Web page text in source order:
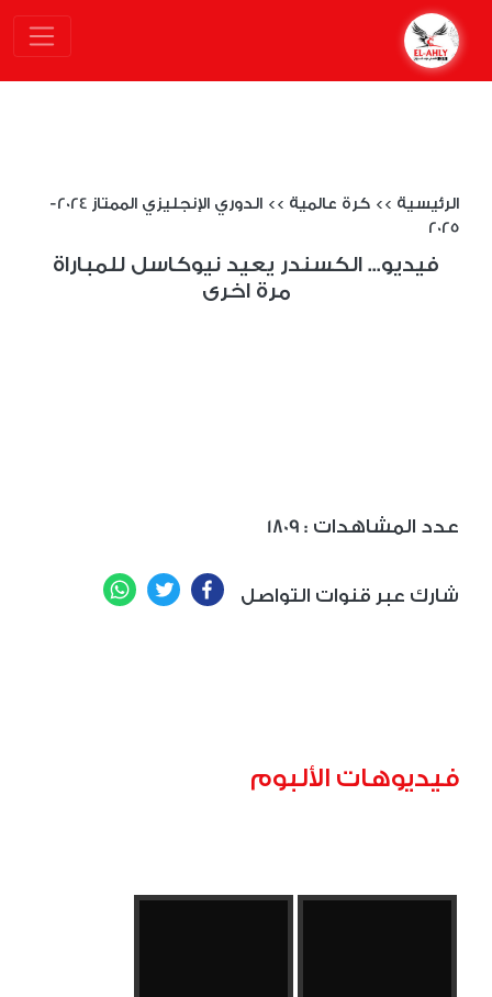
الرئيسية >> كرة عالمية >>
الدوري الإنجليزي الممتاز 2024-
2025
فيديو... الكسندر يعيد نيوكاسل للمباراة
مرة اخرى
1809 : عدد المشاهدات
شارك عبر قنوات التواصل Facebook
Twitter
فيديوهات الألبوم